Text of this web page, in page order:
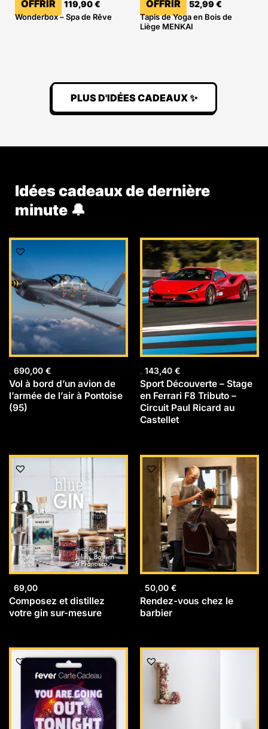
OFFRIR 119,90€
Wonderbox – Spa de Rêve
OFFRIR 52,99 €
Tapis de Yoga en Bois de
Liège MENKAI
PLUS D'IDÉES CADEAUX ✨
Idées cadeaux de dernière
minute 🔔
690,00 €
Vol à bord d’un avion de
l’armée de l’air à Pontoise
(95)
143,40 €
Sport Découverte – Stage
en Ferrari F8 Tributo –
Circuit Paul Ricard au
Castellet
69,00
Composez et distillez
votre gin sur-mesure
50,00 €
Rendez-vous chez le
barbier